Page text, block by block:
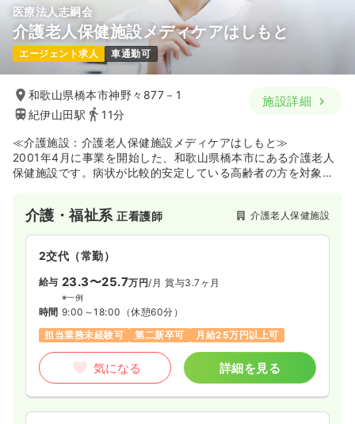
医療法人志嗣会
介護老人保健施設メディケアはしもと
エージェント求人 車通勤可
和歌山県橋本市神野々877－1
紀伊山田駅
11分
施設詳細
≪介護施設：介護老人保健施設メディケアはしもと≫
2001年4月に事業を開始した、和歌山県橋本市にある介護老人
保健施設です。病状が比較的安定している高齢者の方を対象
しています。「一人ひとりを大切に」という運営方針のもと、
利用者様に寄り添ったケアを実践しており、協力医療機関であ
る医療法人南労会紀和病院との連携体制も整っているため、在
宅復帰支援に携わりたい方にオススメの施設です。
介護・福祉系正看護師 介護老人保健施設
2交代（常勤）
給与 23.3〜25.7万円/月 賞与3.7ヶ月
※一例
時間 9:00～18:00 （休憩60分）
担当業務未経験可
第二新卒可 月給25万円以上可
気になる 詳細を見る